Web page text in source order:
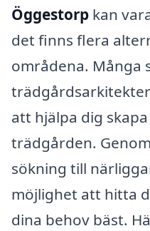
Öggestorp kan
det finns flera
områdena. Många
att hjälpa dig
trädgården.
sökning till
möjlighet att hitta
dina behov bäst.